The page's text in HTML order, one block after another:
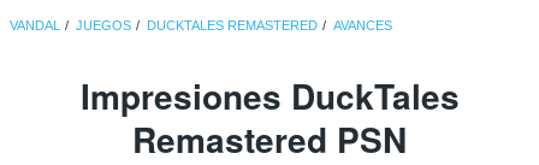
VANDAL JUEGOS DUCKTALES REMASTERED AVANCES
Impresiones DuckTales
Remastered PSN